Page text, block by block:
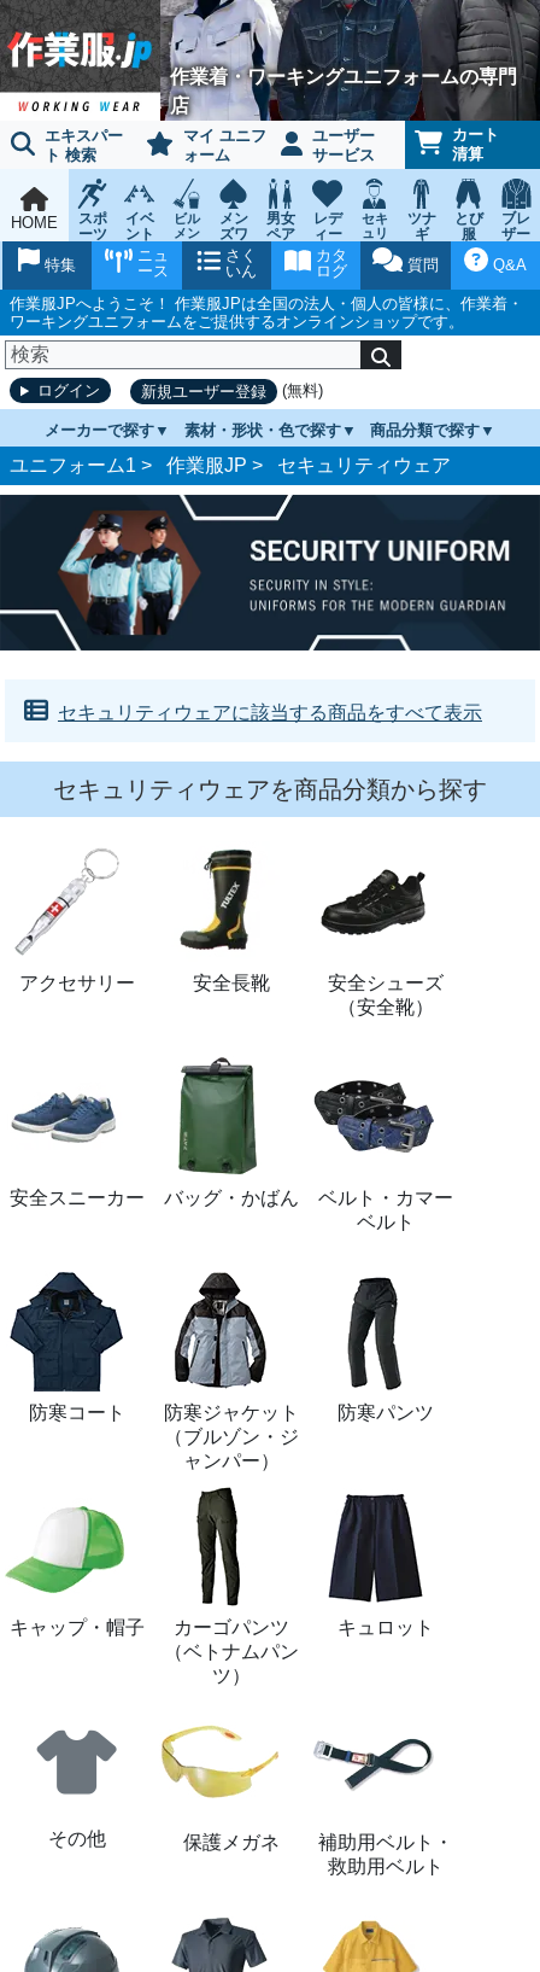
作業着・ワーキングユニフォームの専門
店
エキスパー
ト 検索
マイ ユニフ
ォーム
ユーザー
サービス
カート
清算
HOME
スポ
ーツ
ウェ
イベ
ント
チー
ム
ビル
メン
ンス
メン
ズワ
ーキ
ング
男女
ペア
レデ
ィー
ス
ワー
キン
グ
セキ
ュリ
ティ
ウェ
ツナ
ギ
とび
服
鳶作
業用
ブレ
ザー
ツ
Q&A
質問
カタ
ログ
さく
いん
ニュ
ース
特集
作業服JPへようこそ！ 作業服JPは全国の法人・個人の皆様に、作業着・
ワーキングユニフォームをご提供するオンラインショップです。
ログイン 新規ユーザー登録 (無料)
メーカーで探す 素材・形状・色で探す 商品分類で探す
ユニフォーム1 > 作業服JP > セキュリティウェア
セキュリティウェアに該当する商品をすべて表示
セキュリティウェアを商品分類から探す
アクセサリー 安全長靴
安全シューズ
（安全靴）
安全スニーカー バッグ・かばん
ベルト・カマー
ベルト
防寒コート
防寒ジャケット
（ブルゾン・ジ
ャンパー）
防寒パンツ
キャップ・帽子
カーゴパンツ
（ベトナムパン
ツ）
キュロット
その他 保護メガネ
補助用ベルト・
救助用ベルト